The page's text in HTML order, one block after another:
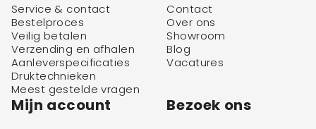
Service & contact
Bestelproces
Veilig betalen
Verzending en afhalen
Aanleverspecificaties
Druktechnieken
Meest gestelde vragen
Contact
Over ons
Showroom
Blog
Vacatures
Mijn account Bezoek ons